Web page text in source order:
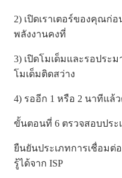
2) เปิดเราเตอร์ของคุณก่
พลังงานคงที่
3) เปิดโมเด็มและรอประ
โมเด็มติดสว่าง
4) รออีก 1 หรือ 2 นาทีแล้
ขั้นตอนที่ 6 ตรวจสอบประ
ยืนยันประเภทการเชื่อมต่
รู้ได้จาก ISP